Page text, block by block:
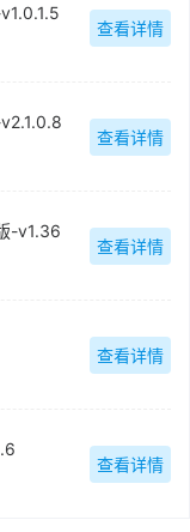
查看详情
查看详情
-v1.36
查看详情
查看详情
查看详情